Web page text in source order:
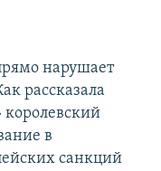
нарушает
рассказала
королевский
в
санкций